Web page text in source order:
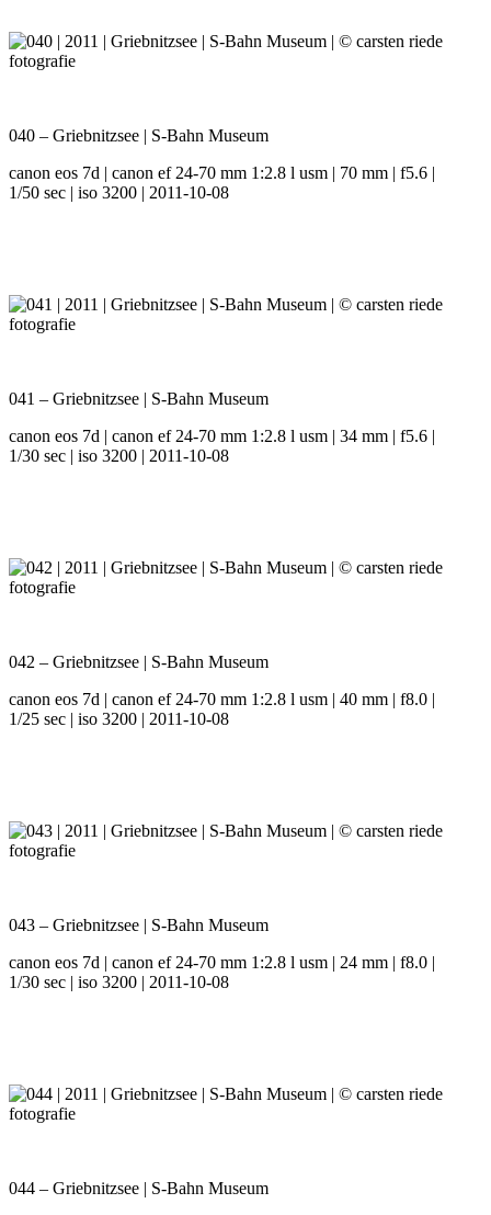
040 – Griebnitzsee | S-Bahn Museum
canon eos 7d | canon ef 24-70 mm 1:2.8 l usm | 70 mm | f5.6 |
1/50 sec | iso 3200 | 2011-10-08
041 – Griebnitzsee | S-Bahn Museum
canon eos 7d | canon ef 24-70 mm 1:2.8 l usm | 34 mm | f5.6 |
1/30 sec | iso 3200 | 2011-10-08
042 – Griebnitzsee | S-Bahn Museum
canon eos 7d | canon ef 24-70 mm 1:2.8 l usm | 40 mm | f8.0 |
1/25 sec | iso 3200 | 2011-10-08
043 – Griebnitzsee | S-Bahn Museum
canon eos 7d | canon ef 24-70 mm 1:2.8 l usm | 24 mm | f8.0 |
1/30 sec | iso 3200 | 2011-10-08
044 – Griebnitzsee | S-Bahn Museum